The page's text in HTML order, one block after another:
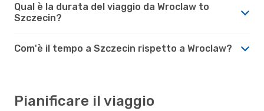
Qual è la durata del viaggio da Wroclaw to
Szczecin?
Com'è il tempo a Szczecin rispetto a Wroclaw?
Pianificare il viaggio